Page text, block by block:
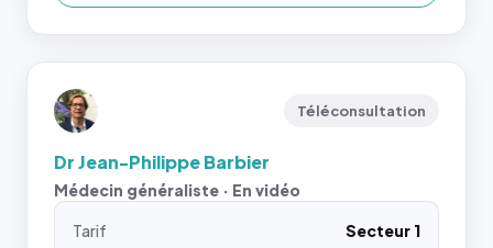
Téléconsultation
Dr Jean-Philippe Barbier
Médecin généraliste · En vidéo
Tarif
Secteur 1